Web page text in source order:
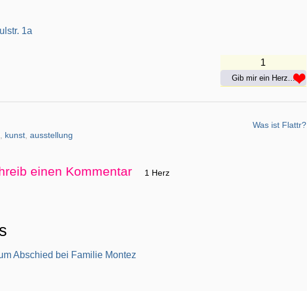
1a
1
Gib mir ein Herz...
kunst ,ausstellung
Was ist Flattr?
einen Kommentar 1 Herz
Abschied bei Familie Montez